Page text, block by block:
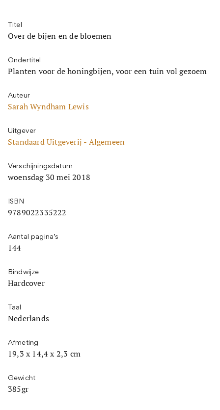
Titel
Over de bijen en de bloemen
Ondertitel
Planten voor de honingbijen, voor een tuin vol gezoem
Auteur
Sarah Wyndham Lewis
Uitgever
Standaard Uitgeverij - Algemeen
Verschijningsdatum
woensdag 30 mei 2018
ISBN
9789022335222
Aantal pagina’s
144
Bindwijze
Hardcover
Taal
Nederlands
Afmeting
19,3 x 14,4 x 2,3 cm
Gewicht
385gr